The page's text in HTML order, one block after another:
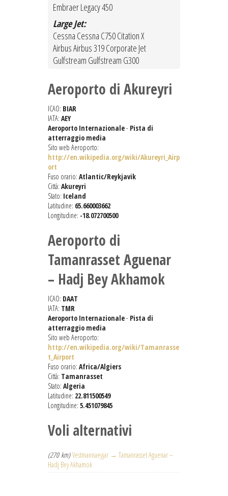
Embraer Legacy 450
Large Jet:
Cessna Cessna C750 Citation X
Airbus Airbus 319 Corporate Jet
Gulfstream Gulfstream G300
Aeroporto di Akureyri
ICAO: BIAR
IATA: AEY
Aeroporto Internazionale- Pista di
atterraggio media
Sito web Aeroporto:
http://en.wikipedia.org/wiki/Akureyri_Airp
ort
Fuso orario: Atlantic/Reykjavik
Città: Akureyri
Stato: Iceland
Latitudine: 65.660003662
Longitudine: -18.072700500
Aeroporto di
Tamanrasset Aguenar
– Hadj Bey Akhamok
ICAO: DAAT
IATA: TMR
Aeroporto Internazionale- Pista di
atterraggio media
Sito web Aeroporto:
http://en.wikipedia.org/wiki/Tamanrasse
t_Airport
Fuso orario: Africa/Algiers
Città: Tamanrasset
Stato: Algeria
Latitudine: 22.811500549
Longitudine: 5.451079845
Voli alternativi
(270 km) Vestmannaeyjar → Tamanrasset Aguenar –
Hadj Bey Akhamok